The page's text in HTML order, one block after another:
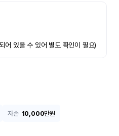
어 있을 수 있어 별도 확인이 필요)
자손 10,000만원